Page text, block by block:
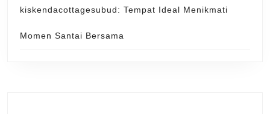
kiskendacottagesubud: Tempat Ideal Menikmati
Momen Santai Bersama